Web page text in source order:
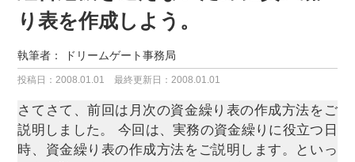
り表を作成しよう。
執筆者： ドリームゲート事務局
投稿日：2008.01.01 最終更新日：2008.01.01
さてさて、前回は月次の資金繰り表の作成方法をご
説明しました。 今回は、実務の資金繰りに役立つ日
時、資金繰り表の作成方法をご説明します。といっ